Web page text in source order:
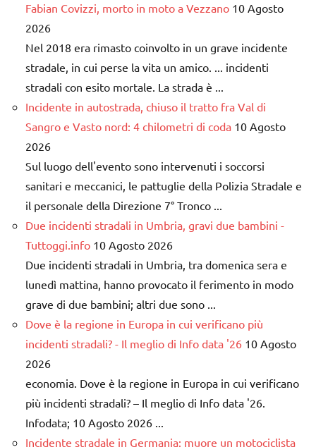
Fabian Covizzi, morto in moto a Vezzano 10 Agosto
2026
Nel 2018 era rimasto coinvolto in un grave incidente
stradale, in cui perse la vita un amico. ... incidenti
stradali con esito mortale. La strada è ...
Incidente in autostrada, chiuso il tratto fra Val di
Sangro e Vasto nord: 4 chilometri di coda 10 Agosto
2026
Sul luogo dell'evento sono intervenuti i soccorsi
sanitari e meccanici, le pattuglie della Polizia Stradale e
il personale della Direzione 7° Tronco ...
Due incidenti stradali in Umbria, gravi due bambini -
Tuttoggi.info 10 Agosto 2026
Due incidenti stradali in Umbria, tra domenica sera e
lunedì mattina, hanno provocato il ferimento in modo
grave di due bambini; altri due sono ...
Dove è la regione in Europa in cui verificano più
incidenti stradali? - Il meglio di Info data '26 10 Agosto
2026
economia. Dove è la regione in Europa in cui verificano
più incidenti stradali? – Il meglio di Info data '26.
Infodata; 10 Agosto 2026 ...
Incidente stradale in Germania: muore un motociclista